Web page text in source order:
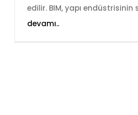
edilir. BIM, yapı
devamı..